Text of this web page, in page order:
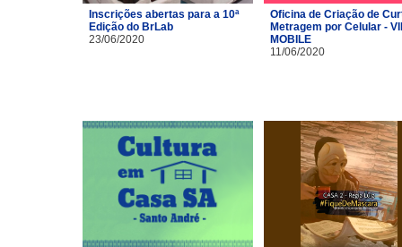
Inscrições abertas para a 10ª
Edição do BrLab
23/06/2020
Oficina de Criação de
Metragem por Celular -
MOBILE
11/06/2020